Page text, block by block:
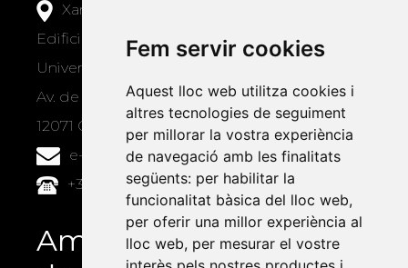
Fem servir cookies
Aquest lloc web utilitza cookies i
altres tecnologies de seguiment
per millorar la vostra experiència
de navegació amb les finalitats
següents: per habilitar la
funcionalitat bàsica del lloc web,
per oferir una millor experiència al
lloc web, per mesurar el vostre
Xarxa Vives d'Universitats
Edifici Àgora
Universitat Jaume I, local 10
Av. de Vicent Sos Baynat, s/n
12071 Castelló de la Plana
e-buc@vives.org
+34 964 72 89 93
Amb el suport